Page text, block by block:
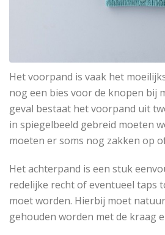
Het voorpand is vaak het
nog een bies voor de knopen bij
geval bestaat het voorpand uit
in spiegelbeeld gebreid moeten
moeten er soms nog zakken op
Het achterpand is een stuk
redelijke recht of eventueel taps
moet worden. Hierbij moet
gehouden worden met de kraag